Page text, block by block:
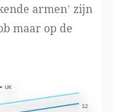
armen’ zijn
maar op de